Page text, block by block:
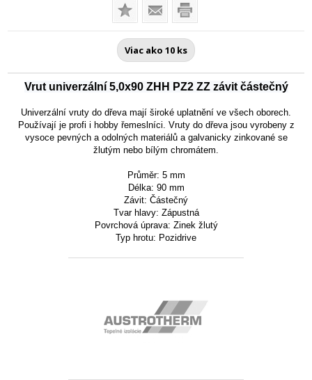
Viac ako 10 ks
Vrut univerzální 5,0x90 ZHH PZ2 ZZ závit částečný
Univerzální vruty do dřeva mají široké uplatnění ve všech oborech.
Používají je profi i hobby řemeslníci. Vruty do dřeva jsou vyrobeny z
vysoce pevných a odolných materiálů a galvanicky zinkované se
žlutým nebo bílým chromátem.
Průměr: 5 mm
Délka: 90 mm
Závit: Částečný
Tvar hlavy: Zápustná
Povrchová úprava: Zinek žlutý
Typ hrotu: Pozidrive